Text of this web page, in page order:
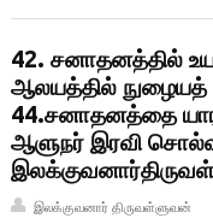
42. சனாதனத்தில்
ஆலயத்தில்
44.சனாதனத்தை
ஆளுநர் இரவி
இலக்குவனார் திருவள்ளுவன்